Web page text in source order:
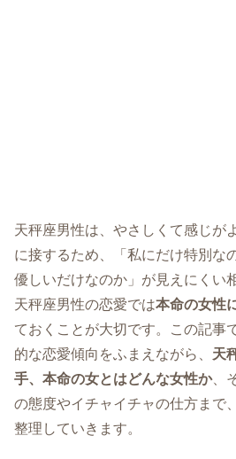
天秤座男性は、やさしくて感じが
に接するため、「私にだけ特別な
優しいだけなのか」が見えにくい
天秤座男性の恋愛では本命の女性
ておくことが大切です。この記事
的な恋愛傾向をふまえながら、 天
手、本命の女とはどんな女性か、
の態度やイチャイチャの仕方まで
整理していきます。